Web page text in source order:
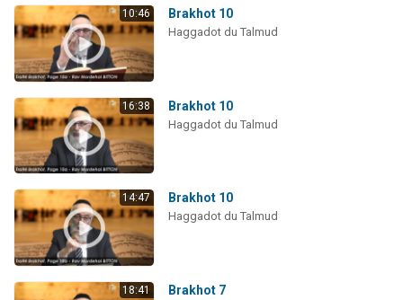
10:46 Brakhot 10
Haggadot du Talmud
16:38 Brakhot 10
Haggadot du Talmud
14:47 Brakhot 10
Haggadot du Talmud
18:41 Brakhot 7